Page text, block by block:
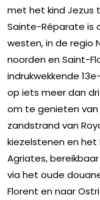
met het kind Jezus
Sainte-Réparate is
westen, in de regio
noorden en Saint-
indrukwekkende
op iets meer dan
om te genieten
zandstrand van
kiezelstenen en
Agriates,
via het oude
Florent en naar